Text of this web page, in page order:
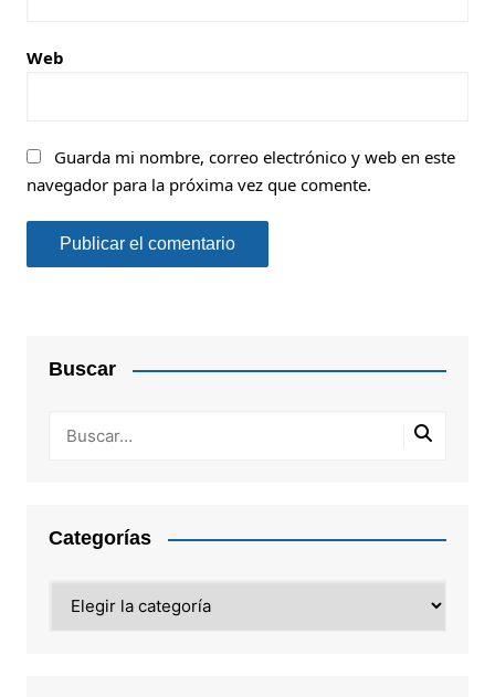
Web
Guarda mi nombre, correo electrónico y web en este
navegador para la próxima vez que comente.
Buscar
Categorías